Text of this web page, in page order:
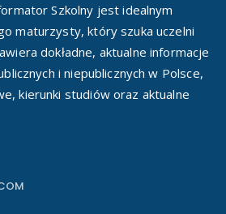
Szkolny jest idealnym
maturzysty, który szuka uczelni
dokładne, aktualne informacje
i niepublicznych w Polsce,
kierunki studiów oraz aktualne